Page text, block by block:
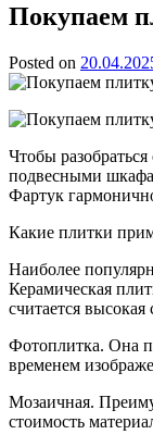
Покупаем
Posted on
Чтобы
подвесными
Фартук
Какие плитки
Наиболее
Керамическая
считается
Фотоплитка. Она
временем
Мозаичная.
стоимость